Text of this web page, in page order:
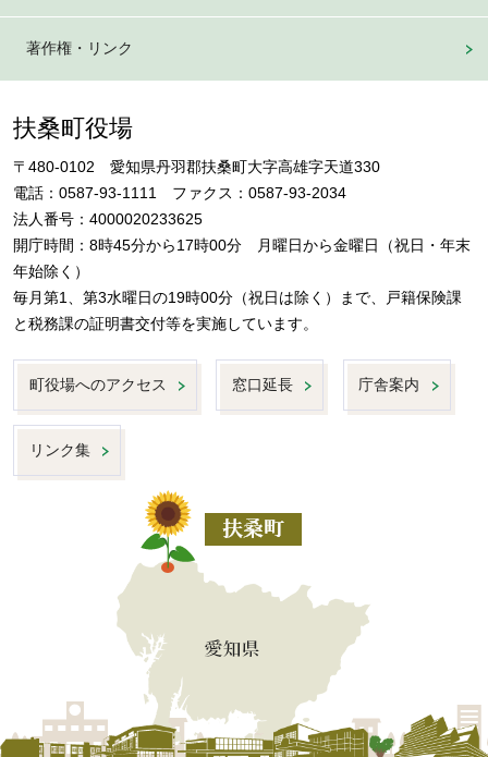
著作権・リンク
扶桑町役場
〒480-0102 愛知県丹羽郡扶桑町大字高雄字天道330
電話：0587-93-1111 ファクス：0587-93-2034
法人番号：4000020233625
開庁時間：8時45分から17時00分 月曜日から金曜日（祝日・年末
年始除く）
毎月第1、第3水曜日の19時00分（祝日は除く）まで、戸籍保険課
と税務課の証明書交付等を実施しています。
町役場へのアクセス 窓口延長 庁舎案内
リンク集